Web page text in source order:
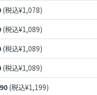
(税込¥1,078)
(税込¥1,089)
(税込¥1,089)
(税込¥1,089)
(税込¥1,199)